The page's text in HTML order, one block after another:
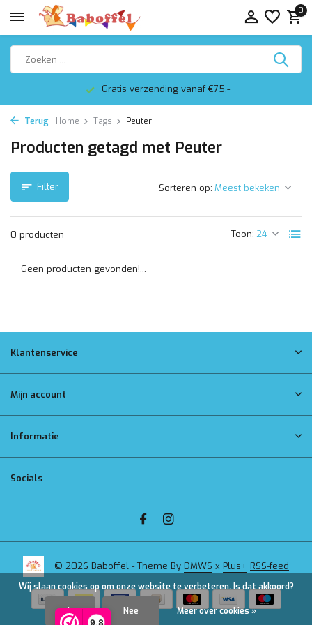
9,8
0
Gratis verzending vanaf €75,-
Terug Home Tags Peuter
Producten getagd met Peuter
Filter
0 producten Toon:
Sorteren op:
Geen producten gevonden!...
Klantenservice
Mijn account
Informatie
Socials
© 2026 Baboffel - Theme By DMWS x Plus+ RSS-feed
Wij slaan cookies op om onze website te verbeteren. Is dat akkoord?
Ja Nee Meer over cookies »